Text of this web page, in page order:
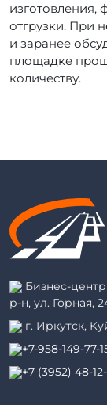
изготовления,
отгрузки. При
и заранее
площадке
количеству.
Бизнес-
р-н, ул. Горная,
г. Иркутск,
+7-958-149-77-
+7 (3952) 48-